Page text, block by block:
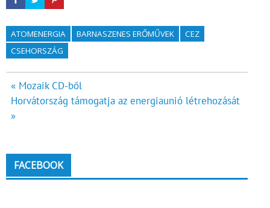
ATOMENERGIA BARNASZENES ERŐMŰVEK
CEZ
CSEHORSZÁG
Bejegyzés
navigáció
« Mozaik CD-ből
Horvátország támogatja az energiaunió létrehozását
»
FACEBOOK